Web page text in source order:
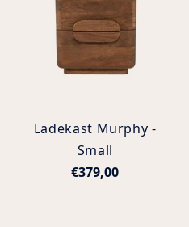
Ladekast Murphy -
Small
€379,00